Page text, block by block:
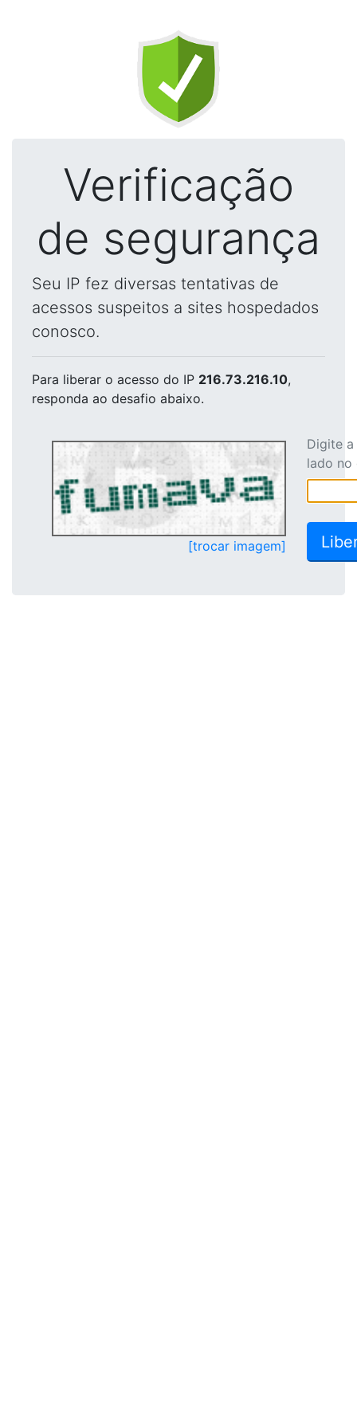
Verificação
de segurança
Seu IP fez diversas tentativas de
acessos suspeitos a sites hospedados
conosco.
Para liberar o acesso do IP 216.73.216.10,
responda ao desafio abaixo.
[trocar imagem]
Digite
lado no